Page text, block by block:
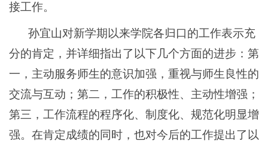
接工作。
孙宜山对新学期以来学院各归口的工作表示充
分的肯定，并详细指出了以下几个方面的进步：第
一，主动服务师生的意识加强，重视与师生良性的
交流与互动；第二，工作的积极性、主动性增强；
第三，工作流程的程序化、制度化、规范化明显增
强。在肯定成绩的同时，也对今后的工作提出了以